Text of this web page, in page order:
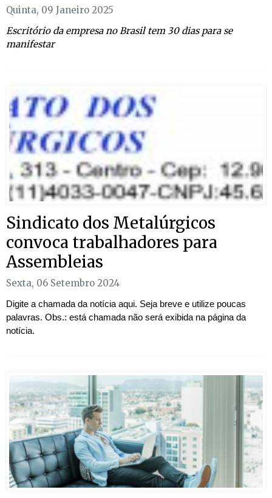
Quinta, 09 Janeiro 2025
Escritório da empresa no Brasil tem 30 dias para se
manifestar
Sindicato dos Metalúrgicos
convoca trabalhadores para
Assembleias
Sexta, 06 Setembro 2024
Digite a chamada da notícia aqui. Seja breve e utilize poucas
palavras. Obs.: está chamada não será exibida na página da
notícia.